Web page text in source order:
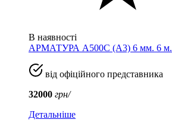
В наявності
АРМАТУРА А500С (A3) 6 мм. 6 м.
від офіційного представника
32000 грн/
Детальніше